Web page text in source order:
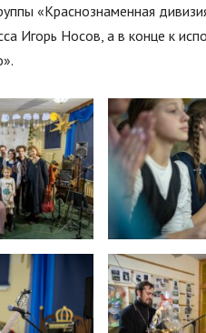
«Краснознаменная
Игорь Носов, а в конце к